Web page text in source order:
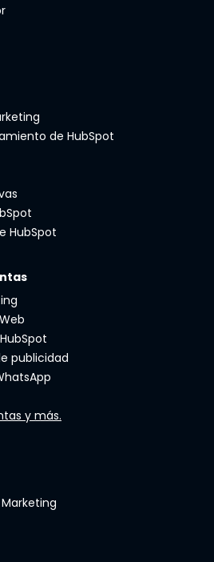
de HubSpot
HubSpot
publicidad
y más.